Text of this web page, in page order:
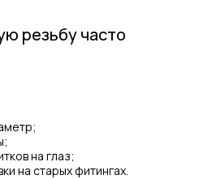
резьбу часто
на глаз;
на старых фитингах.